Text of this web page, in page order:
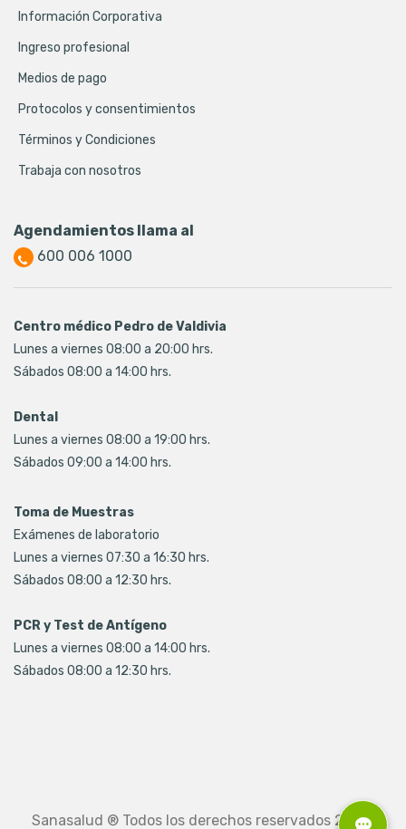
Información Corporativa
Ingreso profesional
Medios de pago
Protocolos y consentimientos
Términos y Condiciones
Trabaja con nosotros
Agendamientos llama al
600 006 1000
Centro médico Pedro de Valdivia
Lunes a viernes 08:00 a 20:00 hrs.
Sábados 08:00 a 14:00 hrs.
Dental
Lunes a viernes 08:00 a 19:00 hrs.
Sábados 09:00 a 14:00 hrs.
Toma de Muestras
Exámenes de laboratorio
Lunes a viernes 07:30 a 16:30 hrs.
Sábados 08:00 a 12:30 hrs.
PCR y Test de Antígeno
Lunes a viernes 08:00 a 14:00 hrs.
Sábados 08:00 a 12:30 hrs.
Sanasalud ® Todos los derechos reservados 2026.